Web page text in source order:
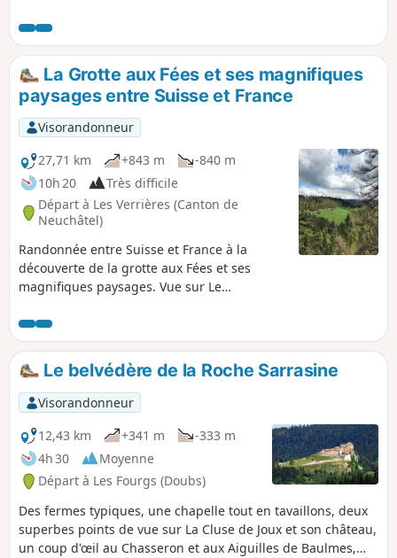
Baume, commence un chemin enchanté ou de nombreuses
sculptures créées par la famille Gfeller ornent les abord de
celui-ci. Du lac, c'est un retour par Fleurier à travers pâtures
et forêts.La Grotte aux Fées et ses magnifiques
paysages entre Suisse et France
Visorandonneur
27,71 km
+843 m
-840 m
10h 20
Très difficile
Départ à Les Verrières (Canton de
Neuchâtel)
Randonnée entre Suisse et France à la
découverte de la grotte aux Fées et ses
magnifiques paysages. Vue sur Le
Le Mont des Cerfs, La Gittaz Dessus et Le
Suchet. Les éoliennes de Ste-croix seront
visible également sur le parcours. Vous
passez devant la manufacture Piaget,
(Maître horloger), à La Côte aux Fées. Le
balisage Jaune sera bien présent, après le
(3), et vous serez sur le Chemin des Fées
(balisage Blanc) à partir des Prises.
Le belvédère de la Roche Sarrasine
Visorandonneur
12,43 km
+341 m
-333 m
4h 30
Moyenne
Départ à Les Fourgs (Doubs)
Des fermes typiques, une chapelle tout en tavaillons, deux
superbes points de vue sur La Cluse de Joux et son château,
un coup d'œil au Chasseron et aux Aiguilles de Baulmes,